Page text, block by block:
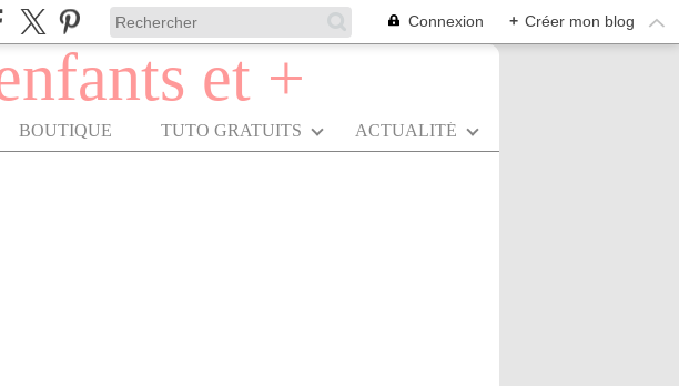
Connexion + Créer mon blog
BOUTIQUE TUTO GRATUITS ACTUALITÉ